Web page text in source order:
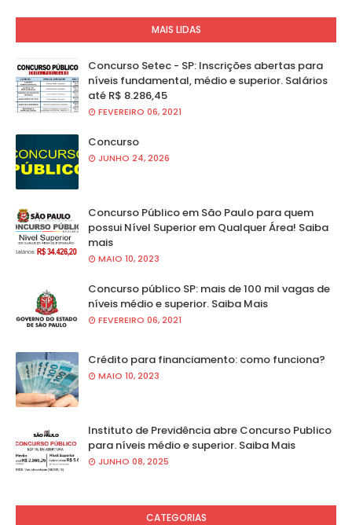
MAIS LIDAS
Concurso Setec - SP: Inscrições abertas para
níveis fundamental, médio e superior. Salários
até R$ 8.286,45
FEVEREIRO 06, 2021
Concurso
JUNHO 24, 2026
Concurso Público em São Paulo para quem
possui Nível Superior em Qualquer Área! Saiba
mais
MAIO 10, 2023
Concurso público SP: mais de 100 mil vagas de
níveis médio e superior. Saiba Mais
FEVEREIRO 06, 2021
Crédito para financiamento: como funciona?
MAIO 10, 2023
Instituto de Previdência abre Concurso Publico
para níveis médio e superior. Saiba Mais
JUNHO 08, 2025
CATEGORIAS